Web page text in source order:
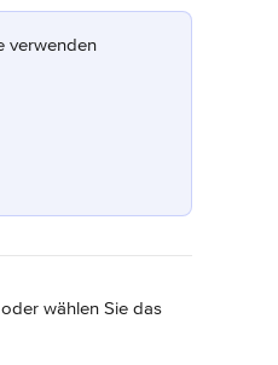
verwenden
wählen Sie das